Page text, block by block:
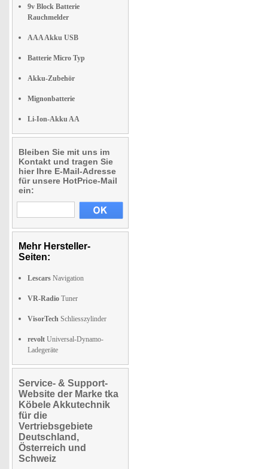
9v Block Batterie
Rauchmelder
AAA Akku USB
Batterie Micro Typ
Akku-Zubehör
Mignonbatterie
Li-Ion-Akku AA
Bleiben Sie mit uns im
Kontakt und tragen Sie
hier Ihre E-Mail-Adresse
für unsere HotPrice-Mail
ein:
Mehr Hersteller-
Seiten:
Lescars Navigation
VR-Radio Tuner
VisorTech Schliesszylinder
revolt Universal-Dynamo-
Ladegeräte
Service- & Support-
Website der Marke tka
Köbele Akkutechnik
für die
Vertriebsgebiete
Deutschland,
Österreich und
Schweiz